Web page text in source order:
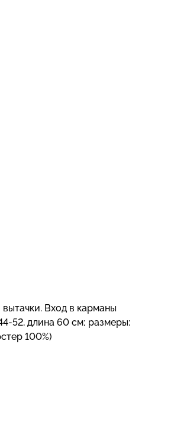
Вход в карманы
52, длина 60 см; размеры:
100%)